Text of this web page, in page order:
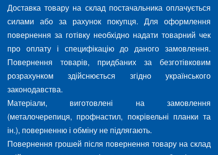
Доставка товару на склад постачальника оплачується
силами або за рахунок покупця. Для оформлення
повернення за готівку необхідно надати товарний чек
про оплату і специфікацію до даного замовлення.
Повернення товарів, придбаних за безготівковим
розрахунком здійснюється згідно українського
законодавства.
Матеріали, виготовлені на замовлення
(металочерепиця, профнастил, покрівельні планки та
ін.), поверненню і обміну не підлягають.
Повернення грошей після повернення товару на склад